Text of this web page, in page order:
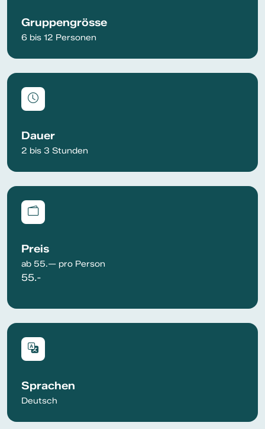
Gruppengrösse
6 bis 12 Personen
Dauer
2 bis 3 Stunden
Preis
ab 55.— pro Person
55.-
Sprachen
Deutsch